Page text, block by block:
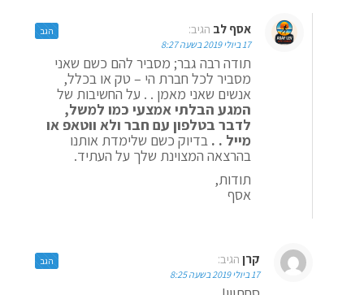
אסף לב הגיב:
17 ביולי 2019 בשעה 8:27
תודה רבה גבר; מסביר להם כשם שאני
מסביר לכל חברת הי – טק או בכלל,
אנשים שאני מאמן . . על החשיבות של
המגע הבלתי אמצעי כמו למשל,
לדבר בטלפון עם חבר ולא ווטאפ או
מייל . . בדיוק כשם שלימדת אותנו
בהרצאה המצוינת שלך על העתיד.
תודות,
אסף
הגב
קרן הגיב:
17 ביולי 2019 בשעה 8:25
הגב